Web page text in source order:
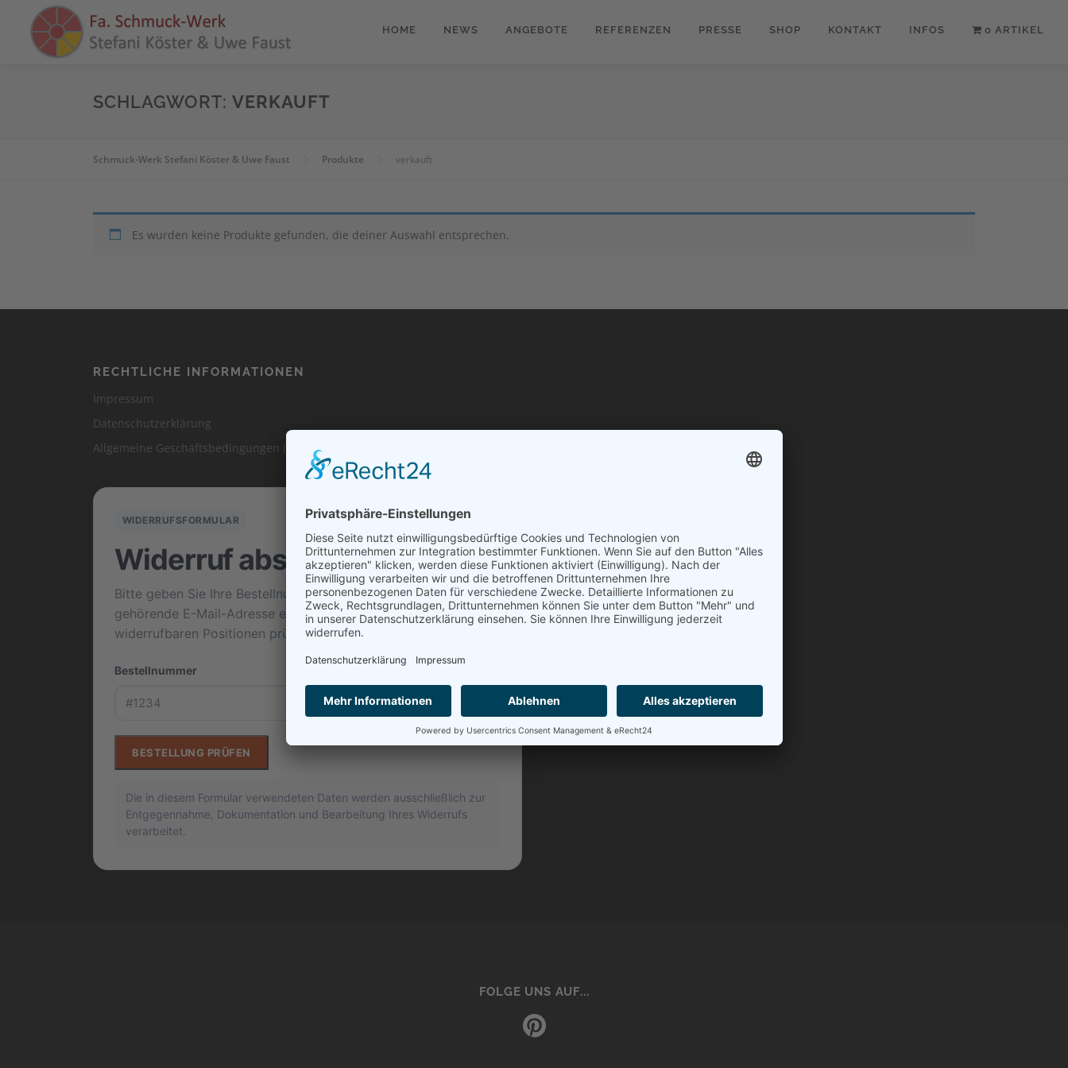
springen
HOME NEWS ANGEBOTE REFERENZEN PRESSE SHOP KONTAKT INFOS 0 ARTIKEL
SCHLAGWORT: VERKAUFT
Schmuck-Werk Stefani Köster & Uwe Faust Produkte verkauft
Es wurden keine Produkte gefunden, die deiner Auswahl entsprechen.
RECHTLICHE INFORMATIONEN
Impressum
Datenschutzerklärung
Allgemeine Geschäftsbedingungen (“AGB”)
WIDERRUFSFORMULAR
Widerruf absenden
Bitte geben Sie Ihre Bestellnummer und die zur Bestellung
gehörende E-Mail-Adresse ein. Danach können Sie die
widerrufbaren Positionen prüfen und den Widerruf bestätigen.
Bestellnummer
BESTELLUNG PRÜFEN
Die in diesem Formular verwendeten Daten werden ausschließlich zur
Entgegennahme, Dokumentation und Bearbeitung Ihres Widerrufs
verarbeitet.
FOLGE UNS AUF...